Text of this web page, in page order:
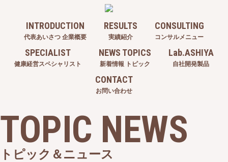
INTRODUCTION
代表あいさつ 企業概要
RESULTS
実績紹介
CONSULTING
コンサルメニュー
SPECIALIST
健康経営スペシャリスト
NEWS TOPICS
新着情報 トピック
Lab.ASHIYA
自社開発製品
CONTACT
お問い合わせ
TOPIC NEWS
トピック＆ニュース